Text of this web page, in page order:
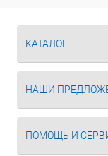
КАТАЛОГ
НАШИ
ПОМОЩЬ И